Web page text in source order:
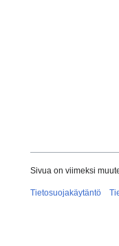
Sivua on viimeksi
Tietosuojakäytäntö